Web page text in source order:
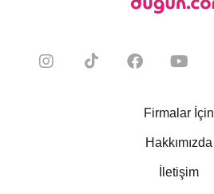
Firmalar İçin
Hakkımızda
İletişim